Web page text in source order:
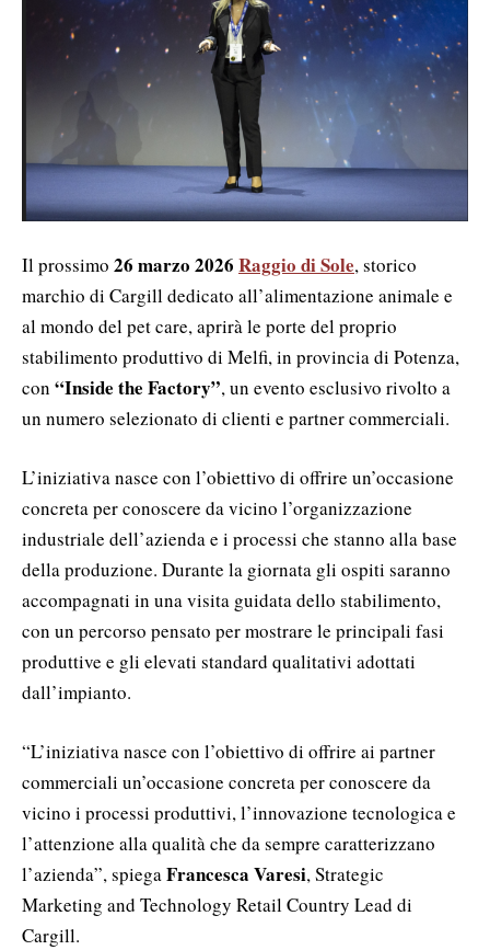
Il prossimo 26 marzo 2026 Raggio di Sole, storico
marchio di Cargilldedicato all’alimentazione animale e
al mondo del pet care, aprirà le porte del proprio
stabilimento produttivo di Melfi, in provincia di Potenza,
con “Inside the Factory”, un evento esclusivo rivolto a
un numero selezionato di clienti e partner commerciali.
L’iniziativa nasce con l’obiettivo di offrire un’occasione
concreta per conoscere da vicino l’organizzazione
industriale dell’azienda e i processi che stanno alla base
della produzione. Durante la giornata gli ospiti saranno
accompagnati in una visita guidata dello stabilimento,
con un percorso pensato per mostrare le principali fasi
produttive e gli elevati standard qualitativi adottati
dall’impianto.
“L’iniziativa nasce con l’obiettivo di offrire ai partner
commerciali un’occasione concreta per conoscere da
vicino i processi produttivi, l’innovazione tecnologica e
l’attenzione alla qualità che da sempre caratterizzano
l’azienda”, spiegaFrancesca Varesi, Strategic
Marketing and Technology Retail Country Lead di
Cargill.